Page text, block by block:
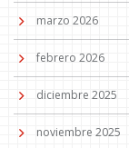
marzo 2026
febrero 2026
diciembre 2025
noviembre 2025